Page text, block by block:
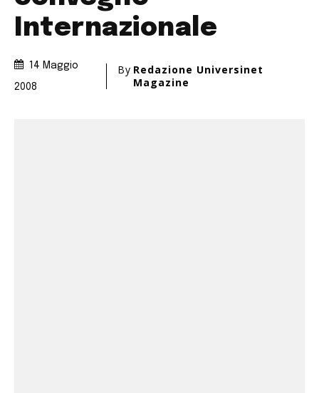
Internazionale
14 Maggio
2008
By Redazione Universinet
Magazine